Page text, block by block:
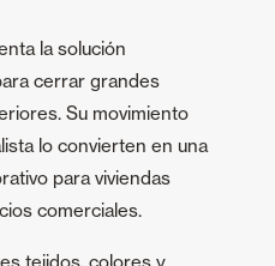
la solución
cerrar grandes
Su movimiento
lo convierten en una
para viviendas
comerciales.